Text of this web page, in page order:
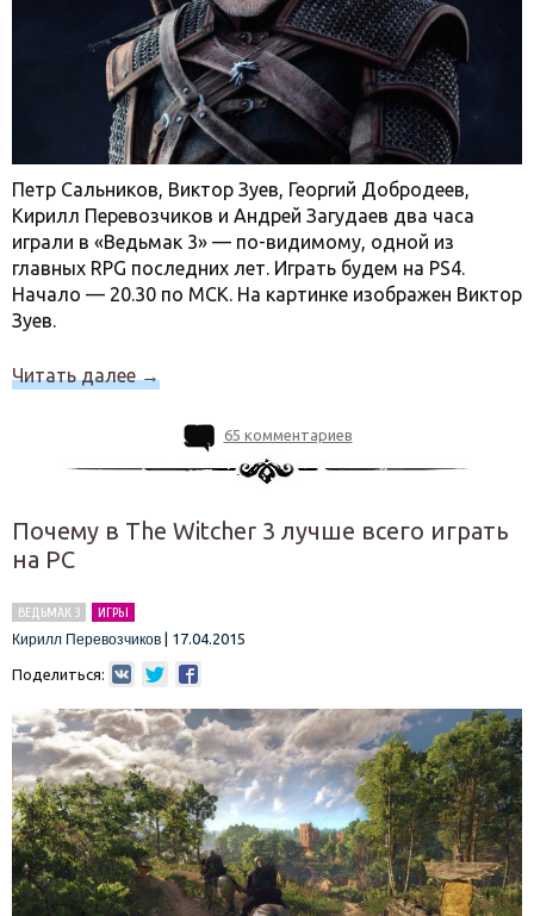
Петр Сальников, Виктор Зуев, Георгий Добродеев,
Кирилл Перевозчиков и Андрей Загудаев два часа
играли в «Ведьмак 3» — по-видимому, одной из
главных RPG последних лет. Играть будем на PS4.
Начало — 20.30 по МСК. На картинке изображен Виктор
Зуев.
Читать далее →
65 комментариев
Почему в The Witcher 3 лучше всего играть
на PC
ВЕДЬМАК 3
ИГРЫ
Кирилл Перевозчиков | 17.04.2015
Поделиться: